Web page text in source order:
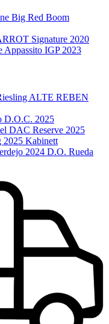
Big Red Boom
Signature 2020
Appassito IGP 2023
ALTE REBEN
D.O.C. 2025
DAC Reserve 2025
2025 Kabinett
2024 D.O. Rueda